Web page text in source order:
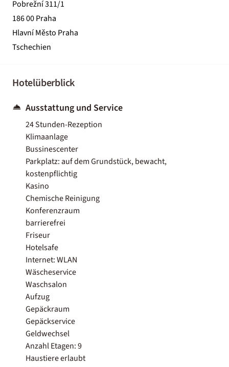
Pobrežní 311/1
186 00 Praha
Hlavní Město Praha
Tschechien
Hotelüberblick
Ausstattung und Service
24 Stunden-Rezeption
Klimaanlage
Bussinescenter
Parkplatz: auf dem Grundstück, bewacht,
kostenpflichtig
Kasino
Chemische Reinigung
Konferenzraum
barrierefrei
Friseur
Hotelsafe
Internet: WLAN
Wäscheservice
Waschsalon
Aufzug
Gepäckraum
Gepäckservice
Geldwechsel
Anzahl Etagen: 9
Haustiere erlaubt